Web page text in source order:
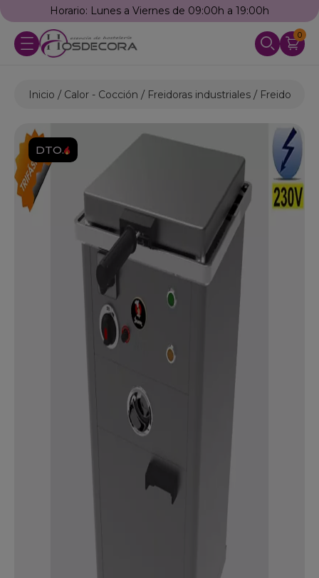
Horario: Lunes a Viernes de 09:00h a 19:00h
0
Inicio Calor - Cocción Freidoras industriales Freidoras
DTO.